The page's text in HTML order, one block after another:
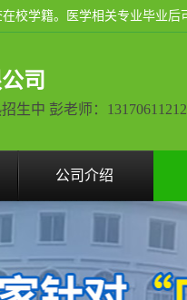
司
生中 彭老师：13170611212
公司介绍